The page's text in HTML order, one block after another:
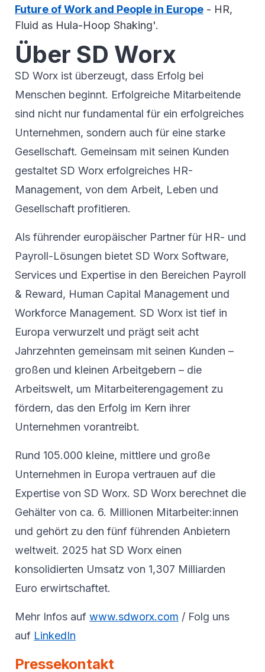
Future of Work and People in Europe - HR,
Fluid as Hula-Hoop Shaking'.
Über SD Worx
SD Worx ist überzeugt, dass Erfolg bei
Menschen beginnt. Erfolgreiche Mitarbeitende
sind nicht nur fundamental für ein erfolgreiches
Unternehmen, sondern auch für eine starke
Gesellschaft. Gemeinsam mit seinen Kunden
gestaltet SD Worx erfolgreiches HR-
Management, von dem Arbeit, Leben und
Gesellschaft profitieren.
Als führender europäischer Partner für HR- und
Payroll-Lösungen bietet SD Worx Software,
Services und Expertise in den Bereichen Payroll
& Reward, Human Capital Management und
Workforce Management. SD Worx ist tief in
Europa verwurzelt und prägt seit acht
Jahrzehnten gemeinsam mit seinen Kunden –
großen und kleinen Arbeitgebern – die
Arbeitswelt, um Mitarbeiterengagement zu
fördern, das den Erfolg im Kern ihrer
Unternehmen vorantreibt.
Rund 105.000 kleine, mittlere und große
Unternehmen in Europa vertrauen auf die
Expertise von SD Worx. SD Worx berechnet die
Gehälter von ca. 6. Millionen Mitarbeiter:innen
und gehört zu den fünf führenden Anbietern
weltweit. 2025 hat SD Worx einen
konsolidierten Umsatz von 1,307 Milliarden
Euro erwirtschaftet.
Mehr Infos auf www.sdworx.com / Folg uns
auf LinkedIn
Pressekontakt